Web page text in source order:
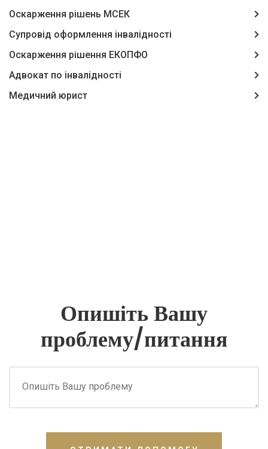
Оскарження рішень МСЕК
Супровід оформлення інвалідності
Оскарження рішення ЕКОПФО
Адвокат по інвалідності
Медичний юрист
Опишіть Вашу
проблему/питання